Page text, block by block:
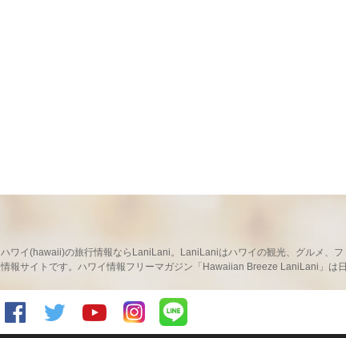
ハワイ(hawaii)の旅行情報ならLaniLani。LaniLaniはハワイの観光、グルメ、
情報サイトです。ハワイ情報フリーマガジン「Hawaiian Breeze LaniLani」は
LaniLaniのFacebookを見る
LaniLaniのInstagramを見る LaniLaniのLINEを見る